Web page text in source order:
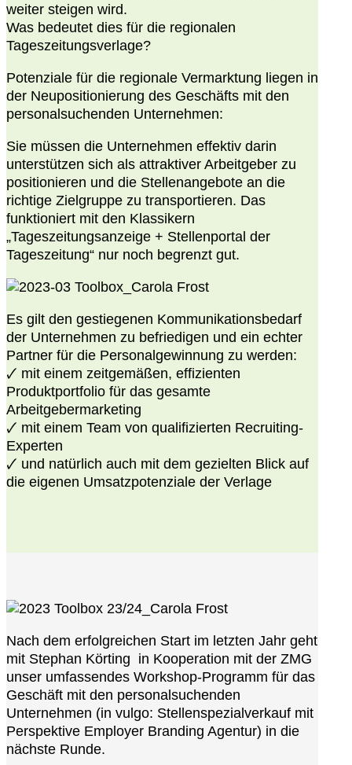
weiter steigen wird.
Was bedeutet dies für die regionalen
Tageszeitungsverlage?
Potenziale für die regionale Vermarktung liegen in
der Neupositionierung des Geschäfts mit den
personalsuchenden Unternehmen:
Sie müssen die Unternehmen effektiv darin
unterstützen sich als attraktiver Arbeitgeber zu
positionieren und die Stellenangebote an die
richtige Zielgruppe zu transportieren. Das
funktioniert mit den Klassikern
„Tageszeitungsanzeige + Stellenportal der
Tageszeitung“ nur noch begrenzt gut.
Es gilt den gestiegenen Kommunikationsbedarf
der Unternehmen zu befriedigen und ein echter
Partner für die Personalgewinnung zu werden:
🗸 mit einem zeitgemäßen, effizienten
Produktportfolio für das gesamte
Arbeitgebermarketing
🗸 mit einem Team von qualifizierten Recruiting-
Experten
🗸 und natürlich auch mit dem gezielten Blick auf
die eigenen Umsatzpotenziale der Verlage
Nach dem erfolgreichen Start im letzten Jahr geht
mit Stephan Körting in Kooperation mit der ZMG
unser umfassendes Workshop-Programm für das
Geschäft mit den personalsuchenden
Unternehmen (in vulgo: Stellenspezialverkauf mit
Perspektive Employer Branding Agentur) in die
nächste Runde.